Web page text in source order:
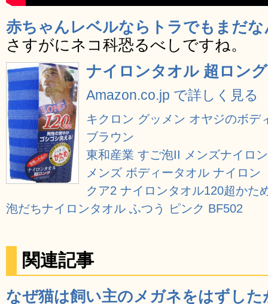
赤ちゃんレベルならトラでもまだ
さすがにネコ科恐るべしですね。
ナイロンタオル 超ロン
Amazon.co.jp で詳しく見る
キクロン グッメン オヤジのボデ
ブラウン
東和産業 すご泡II メンズナイロ
メンズ ボディータオル ナイロン
クア2 ナイロンタオル120超かた
泡だちナイロンタオル ふつう ピンク BF502
関連記事
なぜ猫は飼い主のメガネをはずし